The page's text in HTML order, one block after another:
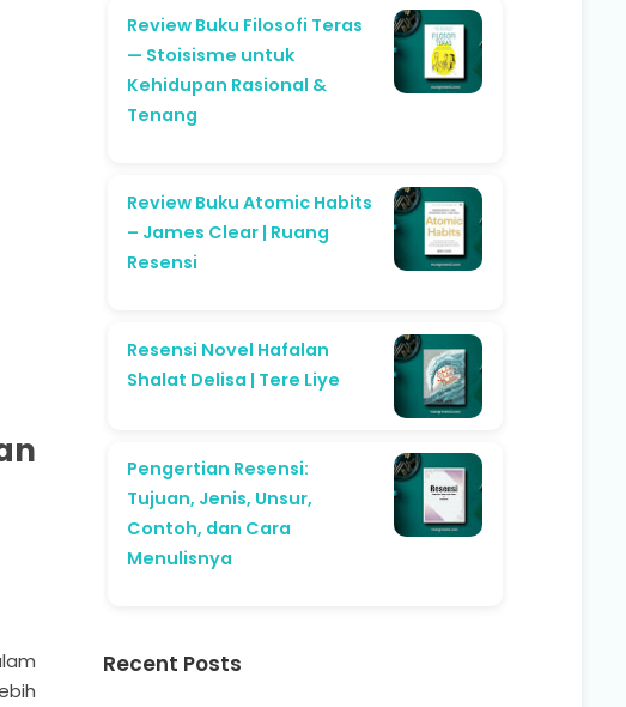
Review Buku Filosofi Teras
— Stoisisme untuk
Kehidupan Rasional &
Tenang
Review Buku Atomic Habits
– James Clear | Ruang
Resensi
Resensi Novel Hafalan
Shalat Delisa | Tere Liye
Pengertian Resensi:
Tujuan, Jenis, Unsur,
Contoh, dan Cara
Menulisnya
Recent Posts